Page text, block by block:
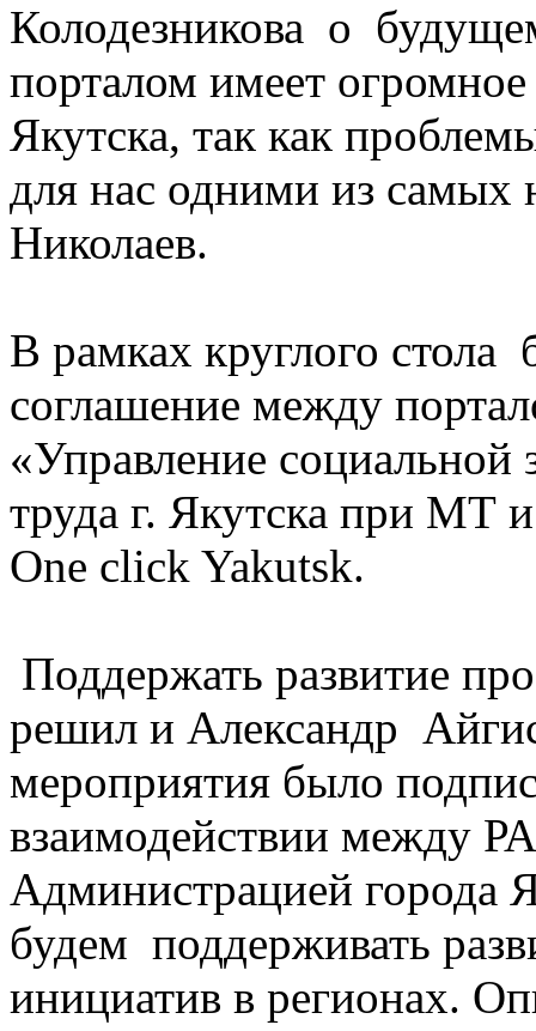
Колодезникова о
порталом имеет
Якутска, так как
для нас одними из
Николаев.
В рамках круглого стола
соглашение между
«Управление социальной
труда г. Якутска при
One click Yakutsk.
Поддержать развитие
решил и Александр
мероприятия было
взаимодействии между
Администрацией города
будем поддерживать
инициатив в регионах.